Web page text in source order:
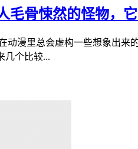
毛骨悚然的怪物，
动漫里总会虚构一些想象出来
几个比较...